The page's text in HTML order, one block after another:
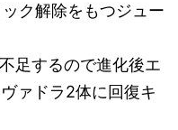
ク解除をもつジュー
足するので進化後エ
ァドラ2体に回復キ